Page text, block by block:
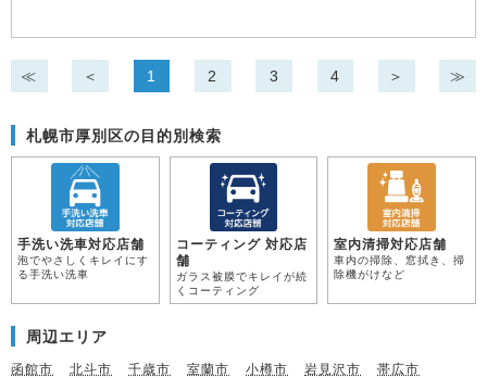
≪ ＜ 1 2 3 4 ＞ ≫
札幌市厚別区の目的別検索
手洗い洗車対応店舗
泡でやさしくキレイにす
る手洗い洗車
コーティング 対応店
舗
ガラス被膜でキレイが続
くコーティング
室内清掃対応店舗
車内の掃除、窓拭き、掃
除機がけなど
周辺エリア
函館市 北斗市 千歳市 室蘭市 小樽市 岩見沢市
帯広市